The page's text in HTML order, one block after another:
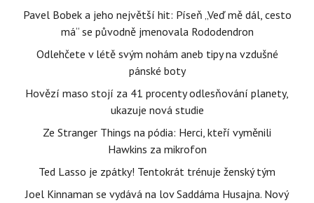
Pavel Bobek a jeho největší hit: Píseň „Veď mě dál, cesto
má“ se původně jmenovala Rododendron
Odlehčete v létě svým nohám aneb tipy na vzdušné
pánské boty
Hovězí maso stojí za 41 procenty odlesňování planety,
ukazuje nová studie
Ze Stranger Things na pódia: Herci, kteří vyměnili
Hawkins za mikrofon
Ted Lasso je zpátky! Tentokrát trénuje ženský tým
Joel Kinnaman se vydává na lov Saddáma Husajna. Nový